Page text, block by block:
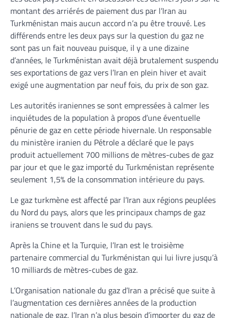
montant des arriérés de paiement dus par l’Iran au
Turkménistan mais aucun accord n’a pu être trouvé. Les
différends entre les deux pays sur la question du gaz ne
sont pas un fait nouveau puisque, il y a une dizaine
d’années, le Turkménistan avait déjà brutalement suspendu
ses exportations de gaz vers l’Iran en plein hiver et avait
exigé une augmentation par neuf fois, du prix de son gaz.
Les autorités iraniennes se sont empressées à calmer les
inquiétudes de la population à propos d’une éventuelle
pénurie de gaz en cette période hivernale. Un responsable
du ministère iranien du Pétrole a déclaré que le pays
produit actuellement 700 millions de mètres-cubes de gaz
par jour et que le gaz importé du Turkménistan représente
seulement 1,5% de la consommation intérieure du pays.
Le gaz turkmène est affecté par l’Iran aux régions peuplées
du Nord du pays, alors que les principaux champs de gaz
iraniens se trouvent dans le sud du pays.
Après la Chine et la Turquie, l’Iran est le troisième
partenaire commercial du Turkménistan qui lui livre jusqu’à
10 milliards de mètres-cubes de gaz.
L’Organisation nationale du gaz d’Iran a précisé que suite à
l’augmentation ces dernières années de la production
nationale de gaz, l’Iran n’a plus besoin d’importer du gaz de